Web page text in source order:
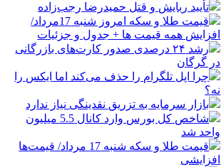
تأیید ربایش و قتل حمیدرضا رجب‌زاده
قیمت طلا و سکه امروز شنبه 17مرداد/
افزایش همه قیمت ها + جدول و جزئیات
رشد ۲۴ درصدی صدور کارت‌های بازرگانی
در گرگان
چرا اپل تلگرام را حذف می‌کند اما ایکس را
نه؟
بازار سرمایه به تزریق نقدینگی نیاز ندارد
شاخص کل بورس وارد کانال 5.5 میلیون
واحد شد
قیمت طلا و سکه شنبه 17 مرداد/ قیمت‌ها
افزایشی